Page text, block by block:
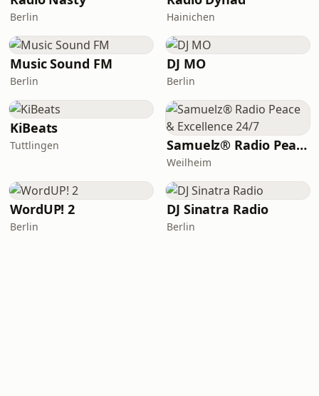
Berlin Hainichen
Music Sound FM
Berlin
DJ MO
Berlin
KiBeats
Tuttlingen Samuelz® Radio Peace & Excellence 24/7
Weilheim
WordUP! 2
Berlin
DJ Sinatra Radio
Berlin